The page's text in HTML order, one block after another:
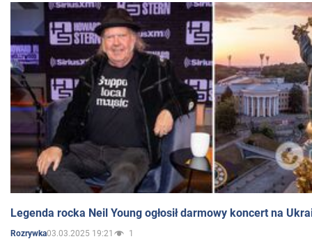
Legenda rocka Neil Young ogłosił darmowy koncert na
Rozrywka03.03.2025 19:21 1